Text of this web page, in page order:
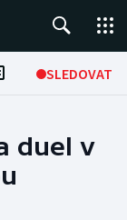
SLEDOVAT
duel v